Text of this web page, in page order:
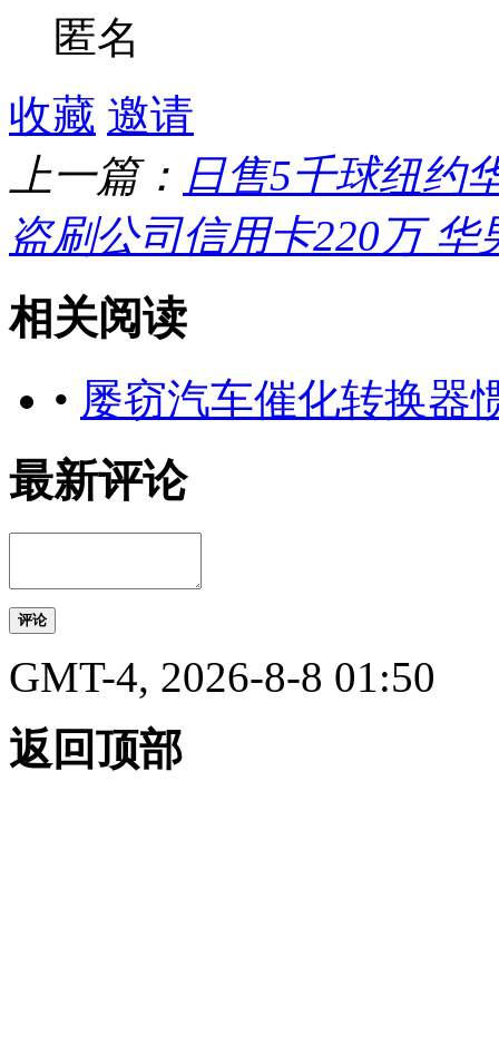
匿名
收藏 邀请
上一篇： 日售5千球纽约
盗刷公司信用卡220万 华
相关阅读
• 屡窃汽车催化转换器
最新评论
评论
GMT-4, 2026-8-8 01:50
返回顶部